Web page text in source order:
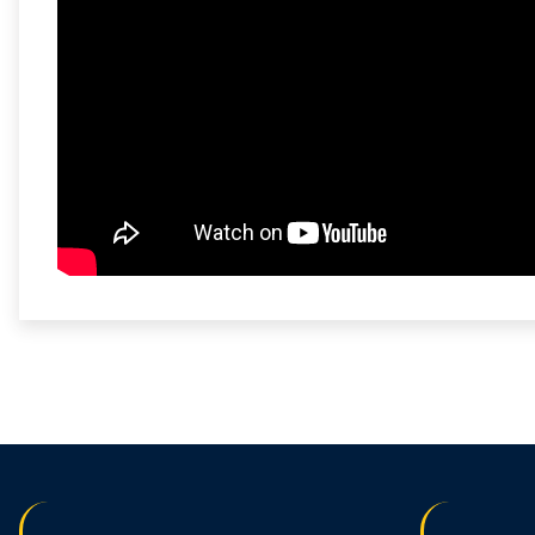
Ürün açıklamasında eksik bilgiler bulunuyor.